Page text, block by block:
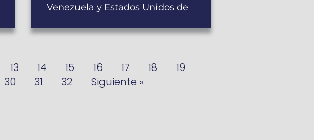
Venezuela y Estados Unidos de
13 14 15 16 17 18
19
30 31 32 Siguiente »